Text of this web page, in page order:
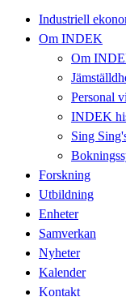
Industriell
Om INDEK
Om
Personal
INDEK
Sing
Forskning
Utbildning
Enheter
Samverkan
Nyheter
Kalender
Kontakt